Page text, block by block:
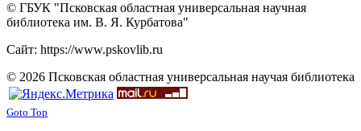
© ГБУК "Псковская областная универсальная научная
библиотека им. В. Я. Курбатова"
Сайт: https://www.pskovlib.ru
© 2026 Псковская областная универсальная научая библиотека
Goto Top